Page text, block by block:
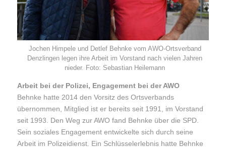
Jochen Himpele und Detlef Behnke vom AWO-Ortsverband
Denzlingen legen ihre Arbeit im Vorstand nach vielen Jahren
nieder. Foto: Sebastian Heilemann
Arbeit bei der Polizei, Engagement bei der AWO
Behnke hatte 2014 den Vorsitz des Ortsverbands
übernommen, Mitglied ist er bereits seit 1991, im Vorstand
seit 1993. Den Weg zur AWO fand Behnke über die SPD.
Sein soziales Engagement entwickelte sich durch seine
Arbeit im Polizeidienst. Ein Schlüsselerlebnis hatte Behnke